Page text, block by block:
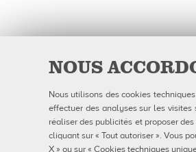
NOUS
Nous utilisons des cookies
effectuer des analyses sur les visites
réaliser des publicités et proposer
cliquant sur « Tout autoriser ». Vous
X » ou sur « Cookies techniques